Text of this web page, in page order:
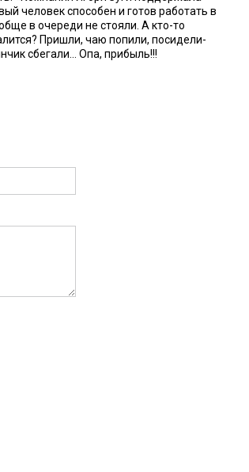
человек способен и готов работать в
в очереди не стояли. А кто-то
Пришли, чаю попили, посидели-
сбегали... Опа, прибыль!!!
спустя после устранения
инжиниринговой компании, которая
Реально больше достижений в
а работодатель должен бегать за